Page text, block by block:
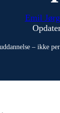
Emil
– ikke